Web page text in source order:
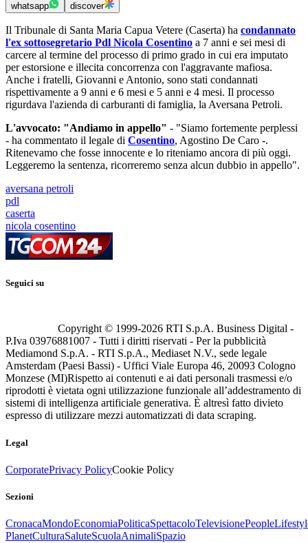
whatsapp discover
Il Tribunale di Santa Maria Capua Vetere (Caserta) ha condannato
l'ex sottosegretario Pdl Nicola Cosentino a 7 anni e sei mesi di
carcere al termine del processo di primo grado in cui era imputato
per estorsione e illecita concorrenza con l'aggravante mafiosa.
Anche i fratelli, Giovanni e Antonio, sono stati condannati
rispettivamente a 9 anni e 6 mesi e 5 anni e 4 mesi. Il processo
rigurdava l'azienda di carburanti di famiglia, la Aversana Petroli.
L'avvocato: "Andiamo in appello" - "Siamo fortemente perplessi
- ha commentato il legale di Cosentino, Agostino De Caro -.
Ritenevamo che fosse innocente e lo riteniamo ancora di più oggi.
Leggeremo la sentenza, ricorreremo senza alcun dubbio in appello".
aversana petroli
pdl
caserta
nicola cosentino
Seguici su
Copyright © 1999-2026 RTI S.p.A. Business Digital -
P.Iva 03976881007 - Tutti i diritti riservati - Per la pubblicità
Mediamond S.p.A. - RTI S.p.A., Mediaset N.V., sede legale
Amsterdam (Paesi Bassi) - Uffici Viale Europa 46, 20093 Cologno
Monzese (MI)Rispetto ai contenuti e ai dati personali trasmessi e/o
riprodotti è vietata ogni utilizzazione funzionale all’addestramento di
sistemi di intelligenza artificiale generativa. È altresì fatto divieto
espresso di utilizzare mezzi automatizzati di data scraping.
Legal
CorporatePrivacy PolicyCookie Policy
Sezioni
CronacaMondoEconomiaPoliticaSpettacoloTelevisionePeople
PlanetCulturaSaluteScuolaAnimaliSpazio